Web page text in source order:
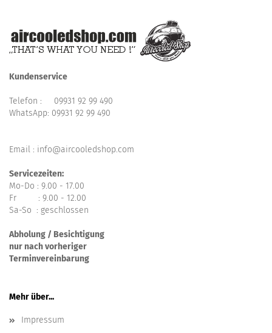
Kundenservice
Telefon : 09931 92 99 490
WhatsApp: 09931 92 99 490
Email : info@aircooledshop.com
Servicezeiten:
Mo-Do : 9.00 - 17.00
Fr : 9.00 - 12.00
Sa-So : geschlossen
Abholung / Besichtigung
nur nach vorheriger
Terminvereinbarung
Mehr über...
Impressum